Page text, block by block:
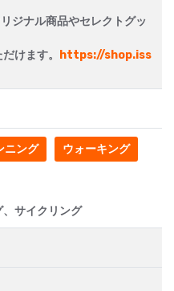
ジナル商品やセレクトグッ
けます。
https://shop.iss
ニング ウォーキング
サイクリング